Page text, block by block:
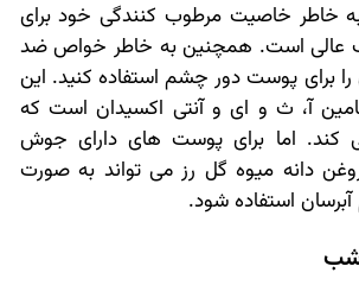
خاطر خاصیت مرطوب کنندگی خود برای
است. همچنین به خاطر خواص ضد
برای پوست دور چشم استفاده کنید. این
آ، ث و ای و آنتی اکسیدان است که
کند. اما برای پوست های دارای جوش
دانه میوه گل رز می تواند به صورت
استفاده شود.